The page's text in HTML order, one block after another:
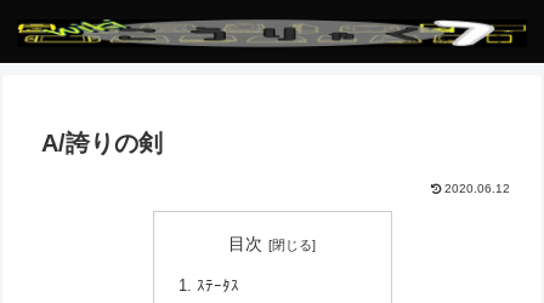
A/誇りの剣
2020.06.12
目次
ｽﾃｰﾀｽ